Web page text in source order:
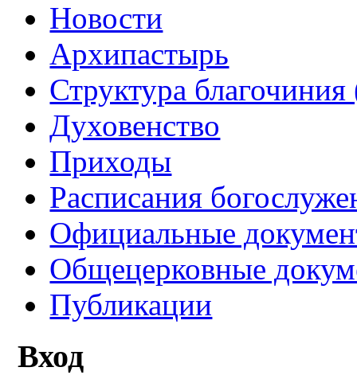
Новости
Архипастырь
Структура
Духовенство
Приходы
Расписания
Официальные
Общецерковные
Публикации
Вход